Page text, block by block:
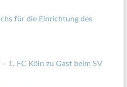
für die Einrichtung des
1. FC Köln zu Gast beim SV